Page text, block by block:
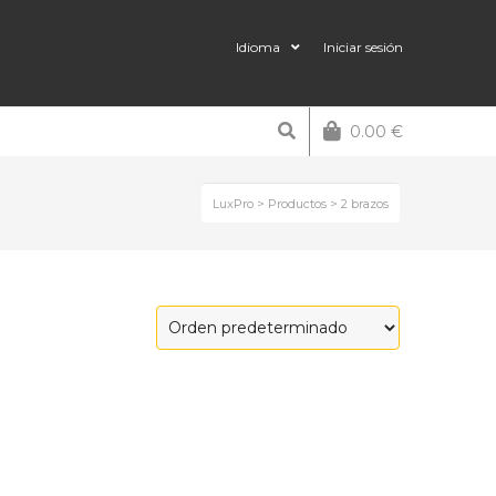
Idioma Iniciar sesión
0.00 €
LuxPro > Productos > 2 brazos